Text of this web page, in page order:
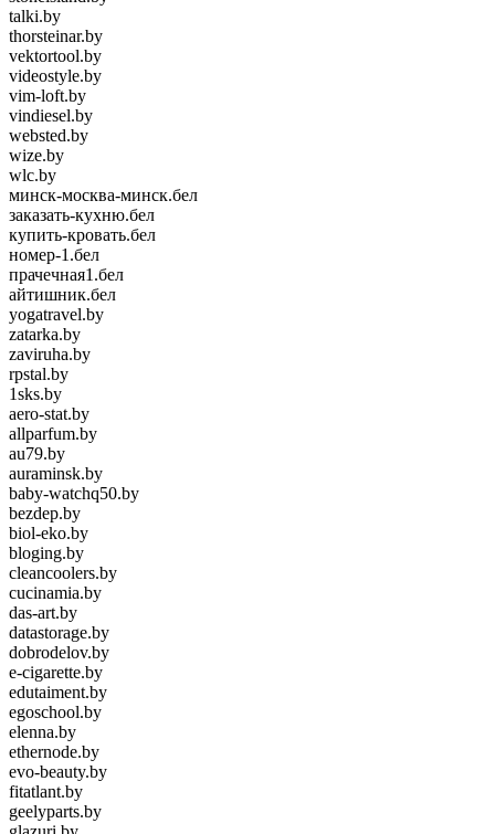
talki.by
thorsteinar.by
vektortool.by
videostyle.by
vim-loft.by
vindiesel.by
websted.by
wize.by
wlc.by
минск-москва-минск.бел
заказать-кухню.бел
купить-кровать.бел
номер-1.бел
прачечная1.бел
айтишник.бел
yogatravel.by
zatarka.by
zaviruha.by
rpstal.by
1sks.by
aero-stat.by
allparfum.by
au79.by
auraminsk.by
baby-watchq50.by
bezdep.by
biol-eko.by
bloging.by
cleancoolers.by
cucinamia.by
das-art.by
datastorage.by
dobrodelov.by
e-cigarette.by
edutaiment.by
egoschool.by
elenna.by
ethernode.by
evo-beauty.by
fitatlant.by
geelyparts.by